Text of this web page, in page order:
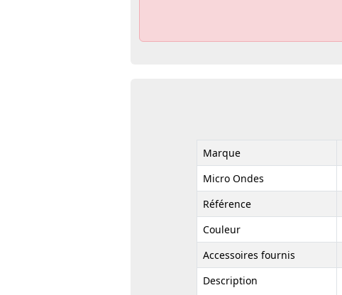
Marque
Micro Ondes
Référence
Couleur
Accessoires fournis
Description